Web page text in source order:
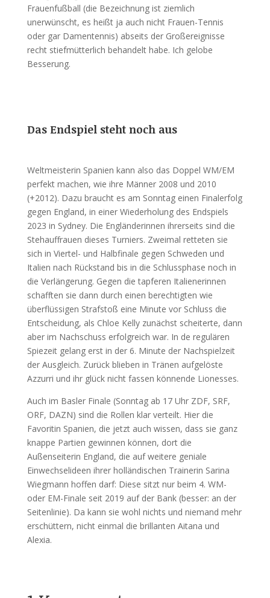
Frauenfußball (die Bezeichnung ist ziemlich
unerwünscht, es heißt ja auch nicht Frauen-Tennis
oder gar Damentennis) abseits der Großereignisse
recht stiefmütterlich behandelt habe. Ich gelobe
Besserung.
Das Endspiel steht noch aus
Weltmeisterin Spanien kann also das Doppel WM/EM
perfekt machen, wie ihre Männer 2008 und 2010
(+2012). Dazu braucht es am Sonntag einen Finalerfolg
gegen England, in einer Wiederholung des Endspiels
2023 in Sydney. Die Engländerinnen ihrerseits sind die
Stehauffrauen dieses Turniers. Zweimal retteten sie
sich in Viertel- und Halbfinale gegen Schweden und
Italien nach Rückstand bis in die Schlussphase noch in
die Verlängerung. Gegen die tapferen Italienerinnen
schafften sie dann durch einen berechtigten wie
überflüssigen Strafstoß eine Minute vor Schluss die
Entscheidung, als Chloe Kelly zunächst scheiterte, dann
aber im Nachschuss erfolgreich war. In de regulären
Spiezeit gelang erst in der 6. Minute der Nachspielzeit
der Ausgleich. Zurück blieben in Tränen aufgelöste
Azzurri und ihr glück nicht fassen könnende Lionesses.
Auch im Basler Finale (Sonntag ab 17 Uhr ZDF, SRF,
ORF, DAZN) sind die Rollen klar verteilt. Hier die
Favoritin Spanien, die jetzt auch wissen, dass sie ganz
knappe Partien gewinnen können, dort die
Außenseiterin England, die auf weitere geniale
Einwechselideen ihrer holländischen Trainerin Sarina
Wiegmann hoffen darf: Diese sitzt nur beim 4. WM-
oder EM-Finale seit 2019 auf der Bank (besser: an der
Seitenlinie). Da kann sie wohl nichts und niemand mehr
erschüttern, nicht einmal die brillanten Aitana und
Alexia.